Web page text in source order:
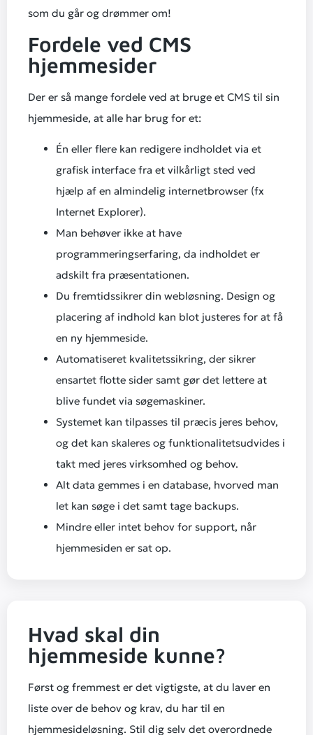
som du går og drømmer om!
Fordele ved CMS
hjemmesider
Der er så mange fordele ved at bruge et CMS til sin
hjemmeside, at alle har brug for et:
Én eller flere kan redigere indholdet via et
grafisk interface fra et vilkårligt sted ved
hjælp af en almindelig internetbrowser (fx
Internet Explorer).
Man behøver ikke at have
programmeringserfaring, da indholdet er
adskilt fra præsentationen.
Du fremtidssikrer din webløsning. Design og
placering af indhold kan blot justeres for at få
en ny hjemmeside.
Automatiseret kvalitetssikring, der sikrer
ensartet flotte sider samt gør det lettere at
blive fundet via søgemaskiner.
Systemet kan tilpasses til præcis jeres behov,
og det kan skaleres og funktionalitetsudvides i
takt med jeres virksomhed og behov.
Alt data gemmes i en database, hvorved man
let kan søge i det samt tage backups.
Mindre eller intet behov for support, når
hjemmesiden er sat op.
Hvad skal din
hjemmeside kunne?
Først og fremmest er det vigtigste, at du laver en
liste over de behov og krav, du har til en
hjemmesideløsning. Stil dig selv det overordnede